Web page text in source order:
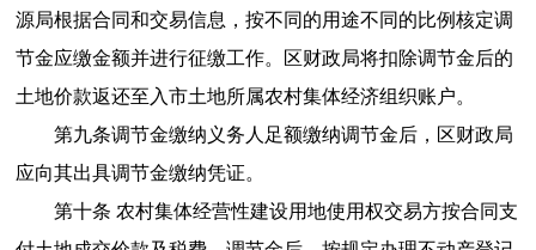
源局根据合同和交易信息，按不同的用途不同的比例核定调
节金应缴金额并进行征缴工作。区财政局将扣除调节金后的
土地价款返还至入市土地所属农村集体经济组织账户。
第九条调节金缴纳义务人足额缴纳调节金后，区财政局
应向其出具调节金缴纳凭证。
第十条 农村集体经营性建设用地使用权交易方按合同支